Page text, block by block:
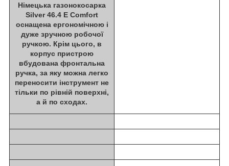
Німецька газонокосарка
Silver 46.4 E Comfort
оснащена ергономічною і
дуже зручною робочої
ручкою. Крім цього, в
корпус пристрою
вбудована фронтальна
ручка, за яку можна легко
переносити інструмент не
тільки по рівній поверхні,
а й по сходах.